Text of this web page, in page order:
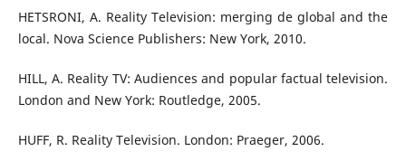
HETSRONI, A. Reality Television: merging de global and the
local. Nova Science Publishers: New York, 2010.
HILL, A. Reality TV: Audiences and popular factual television.
London and New York: Routledge, 2005.
HUFF, R. Reality Television. London: Praeger, 2006.